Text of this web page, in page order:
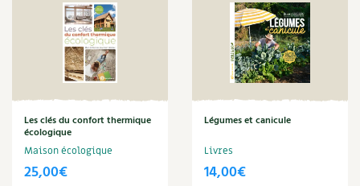
Soins et cosmétiques au naturel
Société et alternatives
Protéger la nature
Autonomie
Les clés du confort thermique
écologique
Maison écologique
25,00€
Légumes et canicule
Livres
14,00€